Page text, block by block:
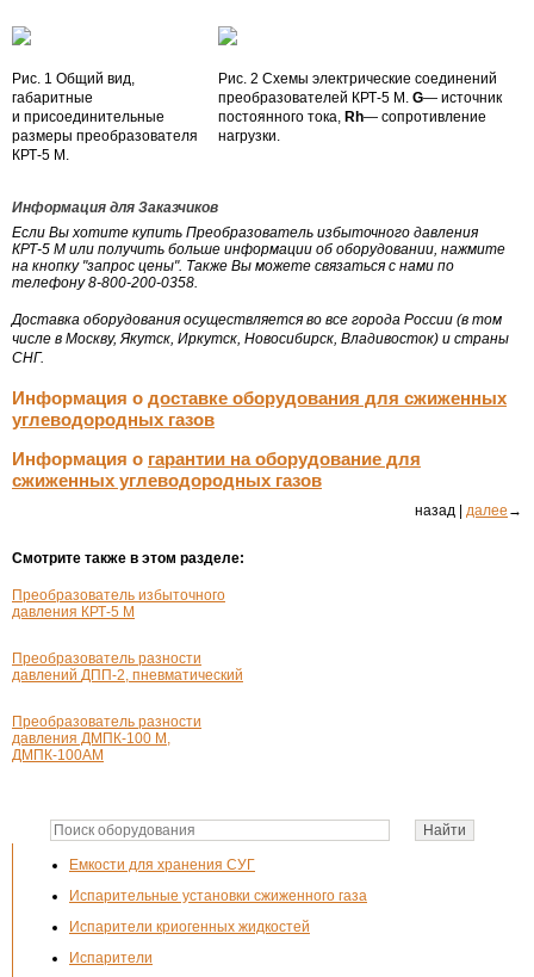
Емкости для хранения СУГ
Испарительные установки сжиженного газа
Испарители криогенных жидкостей
Испарители
Рис. 1 Общий вид,
габаритные
и присоединительные
размеры преобразователя
КРТ-5 М.
Рис. 2 Схемы электрические соединений
преобразователей КРТ-5 М. G— источник
постоянного тока, Rh— сопротивление
нагрузки.
Информация для Заказчиков
Если Вы хотите купить Преобразователь избыточного давления
КРТ-5 М или получить больше информации об оборудовании, нажмите
на кнопку "запрос цены". Также Вы можете связаться с нами по
телефону 8-800-200-0358.
Доставка оборудования осуществляется во все города России (в том
числе в Москву, Якутск, Иркутск, Новосибирск, Владивосток) и страны
СНГ.
Информация о доставке оборудования для сжиженных
углеводородных газов
Информация о гарантии на оборудование для
сжиженных углеводородных газов
назад | далее →
Смотрите также в этом разделе:
Преобразователь избыточного
давления КРТ-5 М
Преобразователь разности
давлений ДПП-2, пневматический
Преобразователь разности
давления ДМПК-100 М,
ДМПК-100АМ